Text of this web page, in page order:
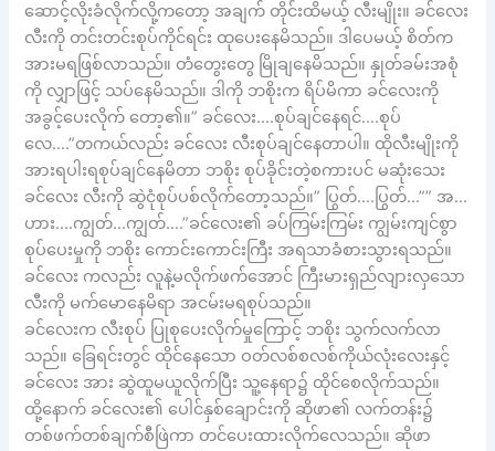
ဆောင့်လိုးခံလိုက်လို့ကတော့ အချက် တိုင်းထိမယ့် လီးမျိုး။ ခင်လေး
လီးကို တင်းတင်းစုပ်ကိုင်ရင်း ထုပေးနေမိသည်။ ဒါပေမယ့် စိတ်က
အားမရဖြစ်လာသည်။ တံတွေးတွေ မြိုချနေမိသည်။ နှုတ်ခမ်းအစုံ
ကို လျှာဖြင့် သပ်နေမိသည်။ ဒါကို ဘစိုးက ရိပ်မိကာ ခင်လေးကို
အခွင့်ပေးလိုက် တော့၏။” ခင်လေး….စုပ်ချင်နေရင်….စုပ်
လေ….”တကယ်လည်း ခင်လေး လီးစုပ်ချင်နေတာပါ။ ထိုလီးမျိုးကို
အားရပါးရစုပ်ချင်နေမိတာ ဘစိုး စုပ်ခိုင်းတဲ့စကားပင် မဆုံးသေး
ခင်လေး လီးကို ဆွဲငုံစုပ်ပစ်လိုက်တော့သည်။” ပြွတ်….ပြွတ်…”” အ…
ဟား….ကျွတ်…ကျွတ်….”ခင်လေး၏ ခပ်ကြမ်းကြမ်း ကျွမ်းကျင်စွာ
စုပ်ပေးမှုကို ဘစိုး ကောင်းကောင်းကြီး အရသာခံစားသွားရသည်။
ခင်လေး ကလည်း လူနဲ့မလိုက်ဖက်အောင် ကြီးမားရှည်လျားလှသော
လီးကို မက်မောနေမိရာ အငမ်းမရစုပ်သည်။
ခင်လေးက လီးစုပ် ပြုစုပေးလိုက်မှုကြောင့် ဘစိုး သွက်လက်လာ
သည်။ ခြေရင်းတွင် ထိုင်နေသော ဝတ်လစ်စလစ်ကိုယ်လုံးလေးနှင့်
ခင်လေး အား ဆွဲထူမယူလိုက်ပြီး သူ့နေရာ၌ ထိုင်စေလိုက်သည်။
ထို့နောက် ခင်လေး၏ ပေါင်နှစ်ချောင်းကို ဆိုဖာ၏ လက်တန်း၌
တစ်ဖက်တစ်ချက်စီဖြဲကာ တင်ပေးထားလိုက်လေသည်။ ဆိုဖာ